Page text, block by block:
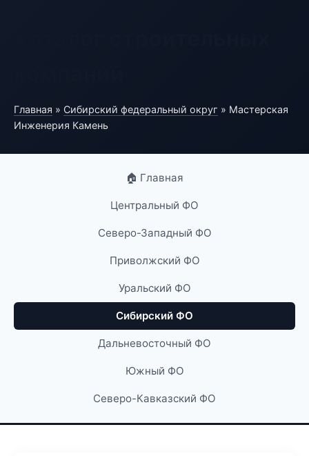
Главная » Сибирский федеральный округ » Мастерская
Инженерия Камень
🏠 Главная
Центральный ФО
Северо-Западный ФО
Приволжский ФО
Уральский ФО
Сибирский ФО
Дальневосточный ФО
Южный ФО
Северо-Кавказский ФО